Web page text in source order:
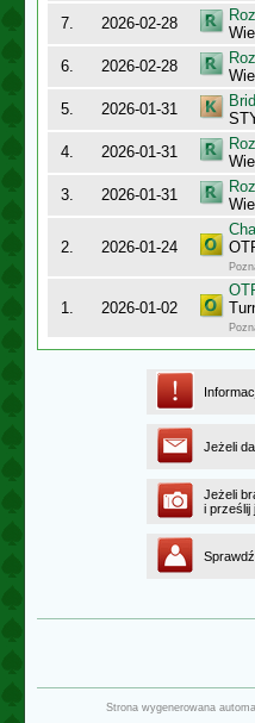
7.
2026-02-28
6.
2026-02-28
5.
2026-01-31
4.
2026-01-31
3.
2026-01-31
2. 2026-01-24
1. 2026-01-02
Jeżeli
Jeżeli
i prześlij
Strona wygenerowana